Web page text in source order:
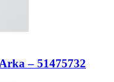
– 51475732